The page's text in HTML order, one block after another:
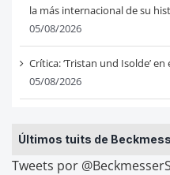
la más internacional de su
05/08/2026
Crítica: ‘Tristan und Isolde’
05/08/2026
Últimos tuits de
Tweets por